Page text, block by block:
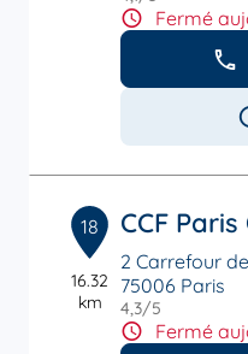
Fermé
18
16.32
km
CCF
2 Carrefour
75006 Paris
4,3/5
Fermé